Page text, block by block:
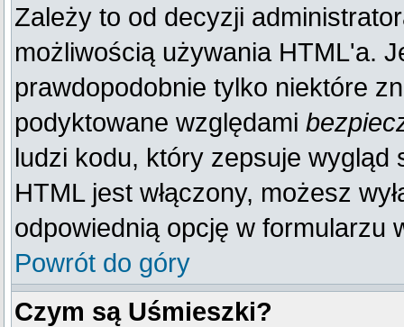
Zależy to od decyzji
możliwością używania HTML'a.
prawdopodobnie tylko niektóre
podyktowane względami
ludzi kodu, który zepsuje wygląd
HTML jest włączony, możesz
odpowiednią opcję w formularzu
Powrót do góry
Czym są Uśmieszki?